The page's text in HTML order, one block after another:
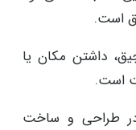
است.
داشتن مکان یا
است.
در طراحی و ساخت